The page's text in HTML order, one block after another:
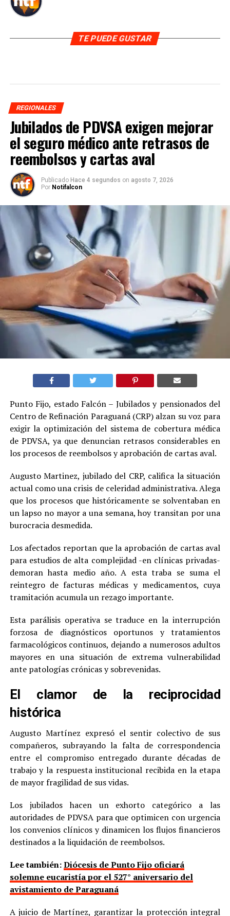
TE PUEDE GUSTAR
REGIONALES
Jubilados de PDVSA exigen mejorar
el seguro médico ante retrasos de
reembolsos y cartas aval
Publicado Hace 4 segundos on agosto 7, 2026
Por Notifalcon
Punto Fijo, estado Falcón – Jubilados y pensionados del
Centro de Refinación Paraguaná (CRP) alzan su voz para
exigir la optimización del sistema de cobertura médica
de PDVSA, ya que denuncian retrasos considerables en
los procesos de reembolsos y aprobación de cartas aval.
Augusto Martinez, jubilado del CRP, califica la situación
actual como una crisis de celeridad administrativa. Alega
que los procesos que históricamente se solventaban en
un lapso no mayor a una semana, hoy transitan por una
burocracia desmedida.
Los afectados reportan que la aprobación de cartas aval
para estudios de alta complejidad -en clínicas privadas-
demoran hasta medio año. A esta traba se suma el
reintegro de facturas médicas y medicamentos, cuya
tramitación acumula un rezago importante.
Esta parálisis operativa se traduce en la interrupción
forzosa de diagnósticos oportunos y tratamientos
farmacológicos continuos, dejando a numerosos adultos
mayores en una situación de extrema vulnerabilidad
ante patologías crónicas y sobrevenidas.
El clamor de la reciprocidad
histórica
Augusto Martínez expresó el sentir colectivo de sus
compañeros, subrayando la falta de correspondencia
entre el compromiso entregado durante décadas de
trabajo y la respuesta institucional recibida en la etapa
de mayor fragilidad de sus vidas.
Los jubilados hacen un exhorto categórico a las
autoridades de PDVSA para que optimicen con urgencia
los convenios clínicos y dinamicen los flujos financieros
destinados a la liquidación de reembolsos.
Lee también:Diócesis de Punto Fijo oficiará
solemne eucaristía por el 527° aniversario del
avistamiento de Paraguaná
A juicio de Martínez, garantizar la protección integral